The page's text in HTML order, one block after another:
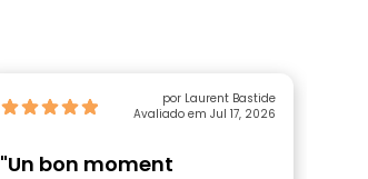
por Laurent Bastide
Avaliado em Jul 17, 2026
"Un bon moment